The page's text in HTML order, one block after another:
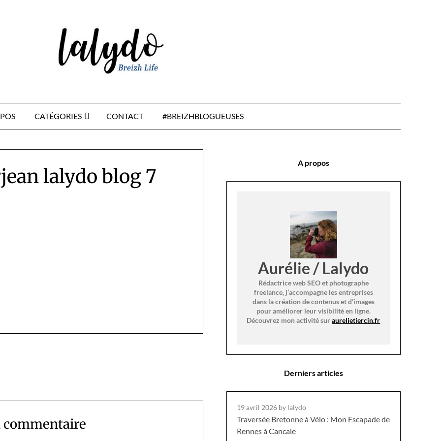
CATÉGORIES CONTACT #BREIZHBLOGUEUSES
lalydo blog 7
commentaire
A propos
Aurélie / Lalydo
Rédactrice web SEO et photographe
freelance, j’accompagne les entreprises
dans la création de contenus et d’images
pour améliorer leur visibilité en ligne.
Découvrez mon activité suraurelietiercin.fr
Derniers articles
19 avril 2026 by lalydo
Traversée Bretonne à Vélo : Mon Escapade de
Rennes à Cancale